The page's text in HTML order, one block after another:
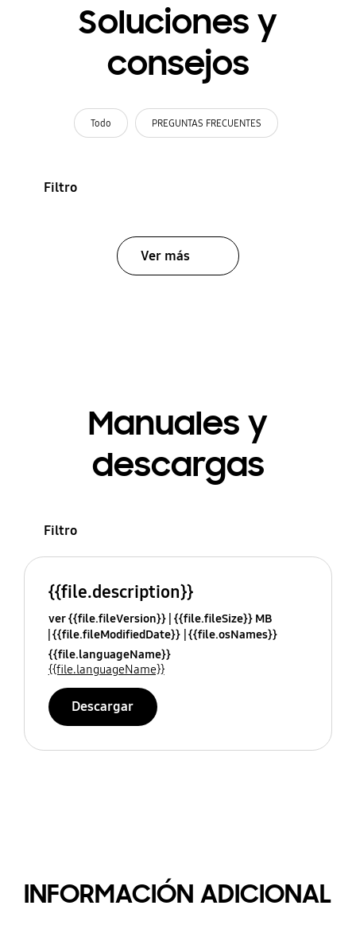
Soluciones y
consejos
Todo PREGUNTAS FRECUENTES
Filtro
Ver más
Manuales y
descargas
Filtro
{{file.description}}
ver {{file.fileVersion}} {{file.fileSize}} MB
{{file.fileModifiedDate}} {{file.osNames}}
{{file.languageName}}
{{file.languageName}}
Descargar
INFORMACIÓN ADICIONAL